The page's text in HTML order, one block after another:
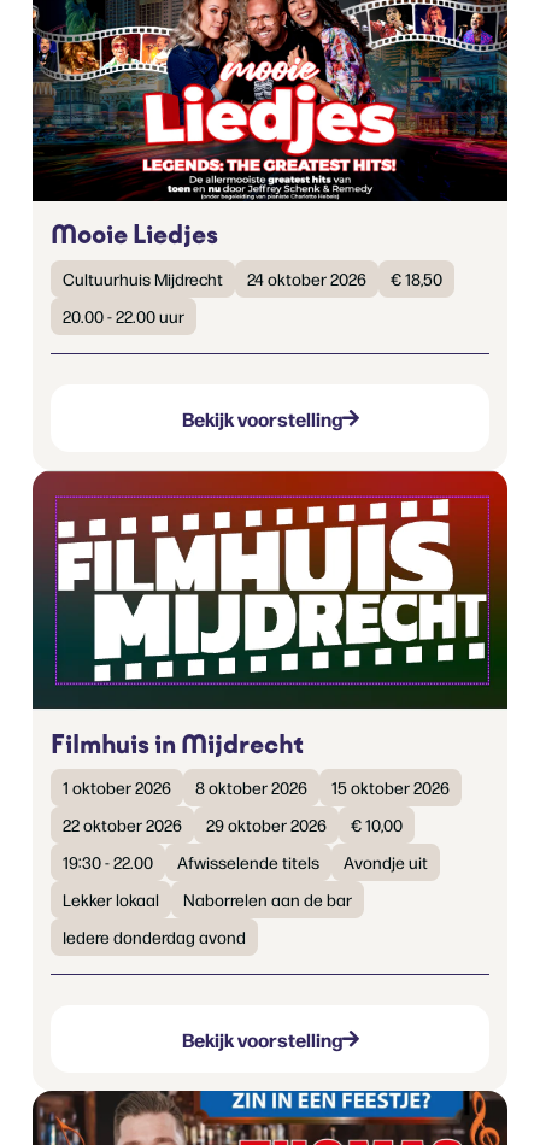
Mooie Liedjes
Cultuurhuis Mijdrecht 24 oktober 2026
€ 18,50
20.00 - 22.00 uur
Bekijk voorstelling
Filmhuis in Mijdrecht
1 oktober 2026 8 oktober 2026
15 oktober 2026
22 oktober 2026
29 oktober 2026
€ 10,00
19:30 - 22.00
Afwisselende titels
Avondje uit
Lekker lokaal
Naborrelen aan de bar
Iedere donderdag avond
Bekijk voorstelling